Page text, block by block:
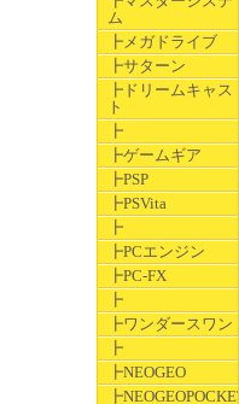
ム
┣メガドライブ
┣サターン
┣ドリームキャス
ト
┣
┣ゲームギア
┣PSP
┣PSVita
┣
┣PCエンジン
┣PC-FX
┣
┣ワンダースワン
┣
┣NEOGEO
┣NEOGEOPOCKET